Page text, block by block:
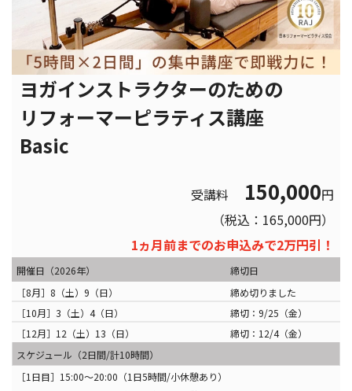
ヨガインストラクターのための
リフォーマーピラティス講座
Basic
受講料 150,000円
（税込：165,000円）
1ヵ月前までのお申込みで2万円引！
開催日（2026年）
締切日
［8月］8（土）9（日）
締め切りました
［10月］3（土）4（日）
締切：9/25（金）
［12月］12（土）13（日）
締切：12/4（金）
スケジュール（2日間/計10時間）
［1日目］15:00〜20:00（1日5時間/小休憩あり）